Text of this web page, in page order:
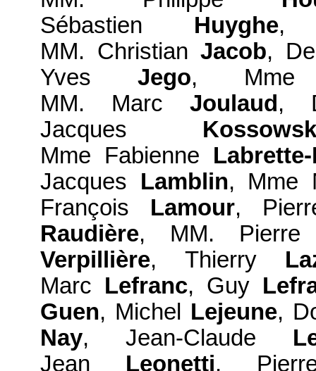
Sébastien Huyghe,
MM. ChristianJacob,
Yves Jego,
MM. Marc Joulaud,
Jacques
Mme Fabienne
Jacques Lamblin, Mme
François Lamour,
Raudière, MM.
Verpillière, Thierry
Marc Lefranc, Guy
Guen, Michel Lejeune,
Nay, Jean-Claude
Jean Leonetti,